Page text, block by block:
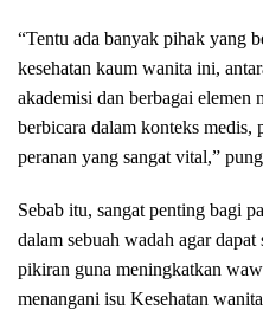
“Tentu ada banyak pihak yang
kesehatan kaum wanita ini,
akademisi dan berbagai elemen
berbicara dalam konteks
peranan yang sangat vital,”
Sebab itu, sangat penting bagi
dalam sebuah wadah agar
pikiran guna meningkatkan
menangani isu Kesehatan